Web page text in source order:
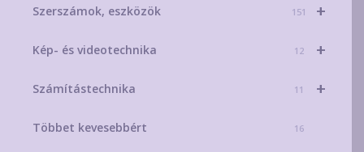
+
Szerszámok, eszközök 151
+
Kép- és videotechnika 12
+
Számítástechnika 11
Többet kevesebbért 16